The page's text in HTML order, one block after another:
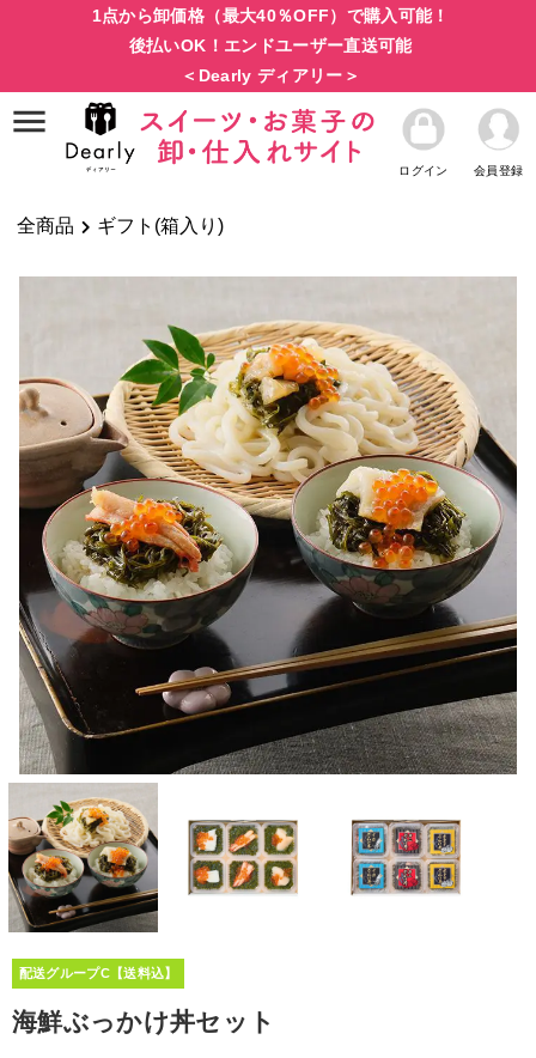
1点から卸価格（最大40％OFF）で購入可能！
後払いOK！エンドユーザー直送可能
＜Dearly ディアリー＞
ログイン 会員登録
全商品 ギフト(箱入り)
配送グループC【送料込】
海鮮ぶっかけ丼セット